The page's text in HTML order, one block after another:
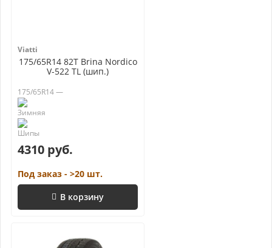
Viatti
175/65R14 82T Brina Nordico
V-522 TL (шип.)
175/65R14 —
4310 руб.
Под заказ - >20 шт.
В корзину